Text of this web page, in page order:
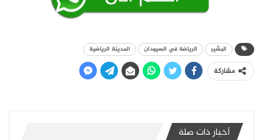
البشير الرياضة في السيودان المدينة الرياضية
مشاركة
أخبار ذات صلة